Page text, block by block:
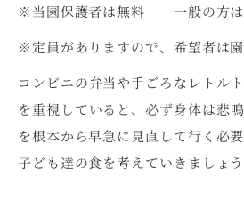
※当園保護者は無料 一般の方
※定員がありますので、希望者は園
コンビニの弁当や手ごろなレトル
を重視していると、必ず身体は悲
を根本から早急に見直して行く必
子ども達の食を考えていきましょう